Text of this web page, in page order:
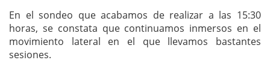
En el sondeo que acabamos de realizar a las 15:30
horas, se constata que continuamos inmersos en el
movimiento lateral en el que llevamos bastantes
sesiones.